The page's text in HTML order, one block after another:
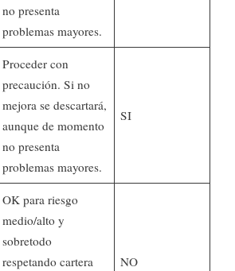
no presenta
problemas mayores.
Proceder con
precaución. Si no
mejora se descartará,
aunque de momento
no presenta
problemas mayores.
SI
OK para riesgo
medio/alto y
sobretodo
respetando cartera
NO